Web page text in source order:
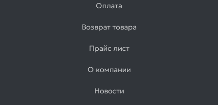
Оплата
Возврат товара
Прайс лист
О компании
Новости